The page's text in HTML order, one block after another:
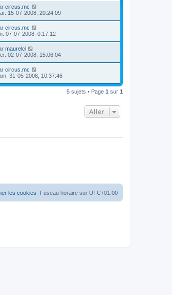
circus.mc
15-07-2008, 20:24:09
circus.mc
07-07-2008, 0:17:12
maurelcl
02-07-2008, 15:06:04
circus.mc
31-05-2008, 10:37:46
5 sujets • Page 1 sur 1
Aller
Fuseau horaire sur UTC+01:00
les cookies